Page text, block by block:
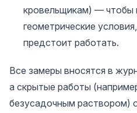
кровельщикам) — чтобы
геометрические
предстоит работать.
Все замеры вносятся в
а скрытые работы
безусадочным раствором)